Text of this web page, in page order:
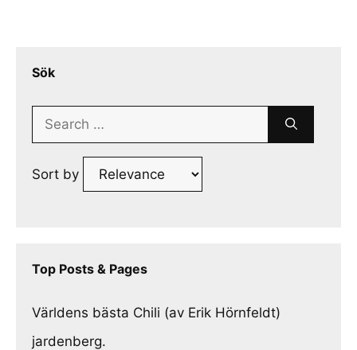
Sök
Search
Sort by
Top Posts & Pages
Världens bästa Chili (av Erik Hörnfeldt)
jardenberg.